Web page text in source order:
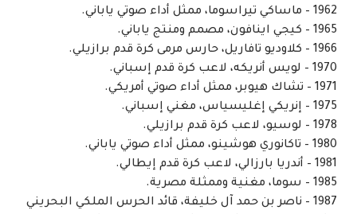
1962 – ماساكي تيراسوما، ممثل أداء صوتي ياباني.
1965 – كيجي اينافون، مصمم ومنتج ياباني.
1966 – كلاوديو تافاريل، حارس مرمى كرة قدم برازيلي.
1970 – لويس أنريكه، لاعب كرة قدم إسباني.
1971 – تشاك هيوبر، ممثل أداء صوتي أمريكي.
1975 – إنريكي إغليسياس، مغني إسباني.
1978 – لوسيو، لاعب كرة قدم برازيلي.
1980 – تاكانوري هوشينو، ممثل أداء صوتي ياباني.
1981 – أندريا بارزالي، لاعب كرة قدم إيطالي.
1985 – سوما، مغنية وممثلة مصرية.
1987 – ناصر بن حمد آل خليفة، قائد الحرس الملكي البحريني